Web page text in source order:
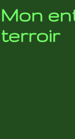
Mon
terroir